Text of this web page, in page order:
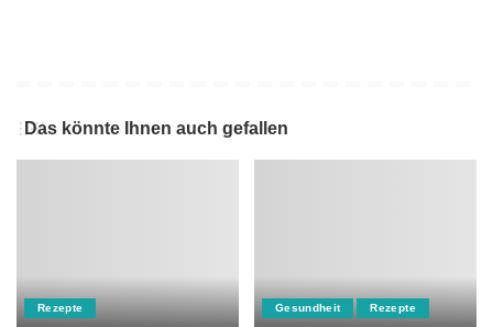
Das könnte Ihnen auch gefallen
Rezepte Gesundheit Rezepte